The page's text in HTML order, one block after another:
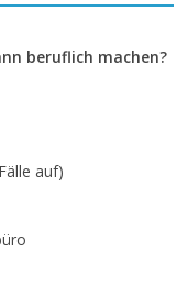
beruflich machen?
auf)